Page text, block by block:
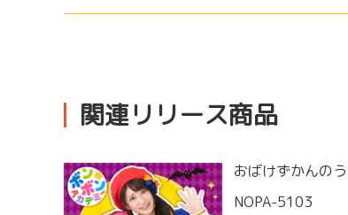
関連リリース商品
おばけずかんの
NOPA-5103